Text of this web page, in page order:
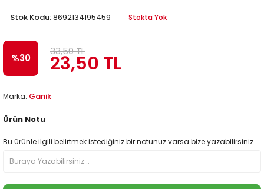
Stok Kodu:8692134195459 Stokta Yok
%30
33,50 TL
23,50 TL
Marka: Ganik
Ürün Notu
Bu ürünle ilgili belirtmek istediğiniz bir notunuz varsa bize yazabilirsiniz.